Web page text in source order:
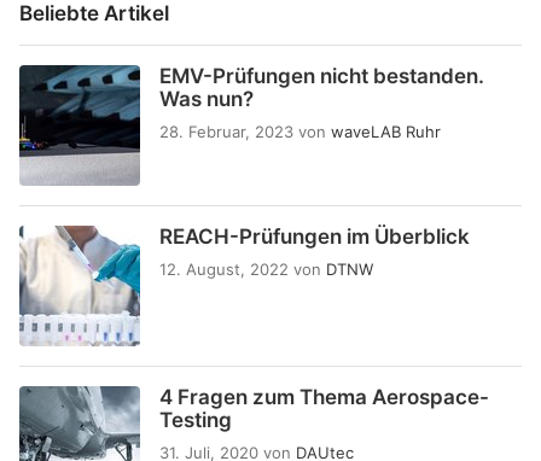
Beliebte Artikel
EMV-Prüfungen nicht bestanden.
Was nun?
28. Februar, 2023 von waveLAB Ruhr
REACH-Prüfungen im Überblick
12. August, 2022 von DTNW
4 Fragen zum Thema Aerospace-
Testing
31. Juli, 2020 von DAUtec